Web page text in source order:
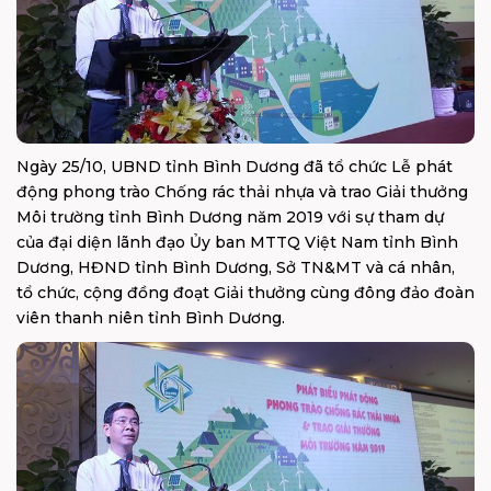
Ngày 25/10, UBND tỉnh Bình Dương đã tổ chức Lễ phát
động phong trào Chống rác thải nhựa và trao Giải thưởng
Môi trường tỉnh Bình Dương năm 2019 với sự tham dự
của đại diện lãnh đạo Ủy ban MTTQ Việt Nam tỉnh Bình
Dương, HĐND tỉnh Bình Dương, Sở TN&MT và cá nhân,
tổ chức, cộng đồng đoạt Giải thưởng cùng đông đảo đoàn
viên thanh niên tỉnh Bình Dương.